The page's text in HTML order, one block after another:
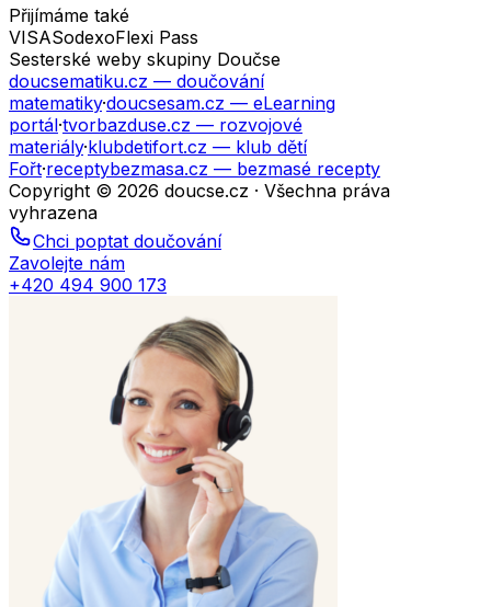
Přijímáme také
VISASodexoFlexi Pass
Sesterské weby skupiny Doučse
doucsematiku.cz — doučování
matematiky·doucsesam.cz — eLearning
portál·tvorbazduse.cz — rozvojové
materiály·klubdetifort.cz — klub dětí
Fořt·receptybezmasa.cz — bezmasé recepty
Copyright © 2026 doucse.cz · Všechna práva
vyhrazena
Chci poptat doučování
Zavolejte nám
+420 494 900 173